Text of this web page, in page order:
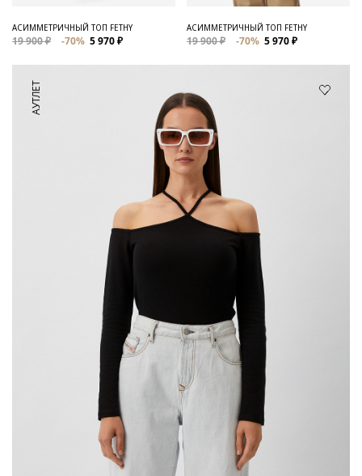
АСИММЕТРИЧНЫЙ ТОП FETHY
19 900 ₽ -70% 5 970 ₽
АСИММЕТРИЧНЫЙ ТОП FETHY
19 900 ₽ -70% 5 970 ₽
АУТЛЕТ